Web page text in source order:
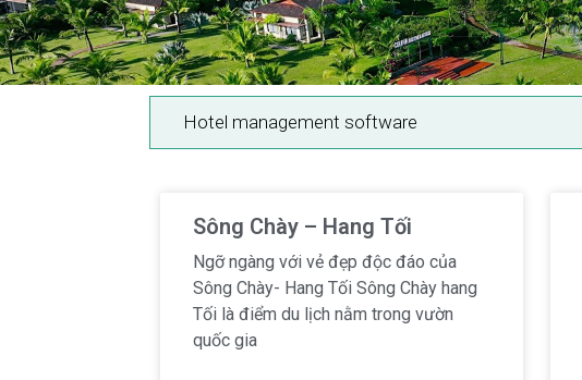
Hotel management software
Sông Chày – Hang Tối
Ngỡ ngàng với vẻ đẹp độc đáo của
Sông Chày- Hang Tối Sông Chày hang
Tối là điểm du lịch nằm trong vườn
quốc gia